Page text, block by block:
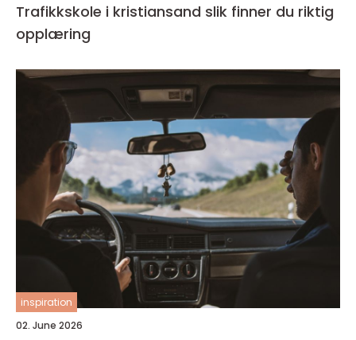
Trafikkskole i kristiansand slik finner du riktig
opplæring
inspiration
02. June 2026